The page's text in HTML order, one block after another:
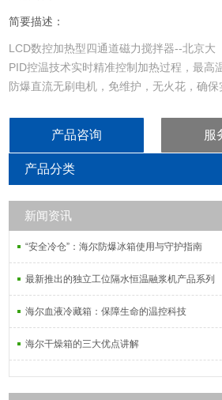
简要描述：
LCD数控加热型四通道磁力搅拌器--北京大
PID控温技术实时精准控制加热过程，最高
防爆直流无刷电机，免维护，无火花，确保
1. MS-H340-S4LCD数控加热型四通道磁力
（8030271110）
18900540）
产品咨询 服
产品分类
新闻资讯
“安全冷仓”：海尔防爆冰箱使用与守护指南
最新推出的独立工位隔水恒温融浆机产品系列
海尔血液冷藏箱：保障生命的温控科技
海尔干燥箱的三大优点讲解